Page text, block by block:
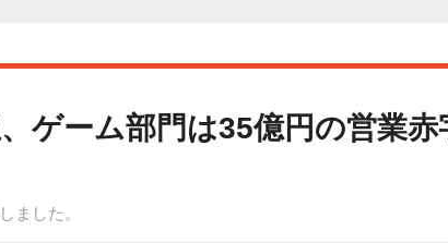
ゲーム部門は35億円の営業
ました。